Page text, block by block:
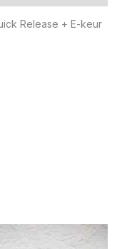
Release + E-keur